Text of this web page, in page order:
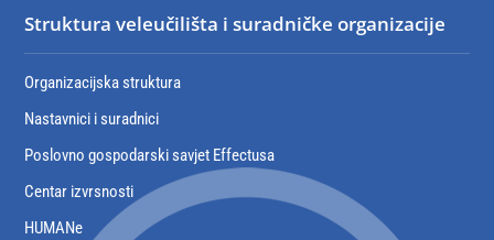
Struktura veleučilišta i suradničke organizacije
Organizacijska struktura
Nastavnici i suradnici
Poslovno gospodarski savjet Effectusa
Centar izvrsnosti
HUMANe